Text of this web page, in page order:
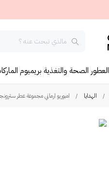
العطور الصحة والتغذية بريميوم
/ الهدايا / امبوريو ارماني مجموعة عطر